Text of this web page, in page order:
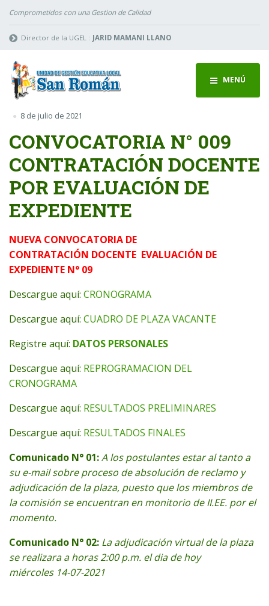
Comprometidos con una Gestion de Calidad
Director de la UGEL : JARID MAMANI LLANO
MENÚ
8 de julio de 2021
CONVOCATORIA N° 009
CONTRATACIÓN DOCENTE
POR EVALUACIÓN DE
EXPEDIENTE
NUEVA CONVOCATORIA DE
CONTRATACIÓN DOCENTE EVALUACIÓN DE
EXPEDIENTE N° 09
Descargue aquí: CRONOGRAMA
Descargue aquí: CUADRO DE PLAZA VACANTE
Registre aquí: DATOS PERSONALES
Descargue aquí: REPROGRAMACION DEL
CRONOGRAMA
Descargue aquí: RESULTADOS PRELIMINARES
Descargue aquí: RESULTADOS FINALES
Comunicado N° 01:A los postulantes estar al tanto a
su e-mail sobre proceso de absolución de reclamo y
adjudicación de la plaza, puesto que los miembros de
la comisión se encuentran en monitorio de II.EE. por el
momento.
Comunicado N° 02: La adjudicación virtual de la plaza
se realizara a horas 2:00 p.m. el dia de hoy
miércoles 14-07-2021